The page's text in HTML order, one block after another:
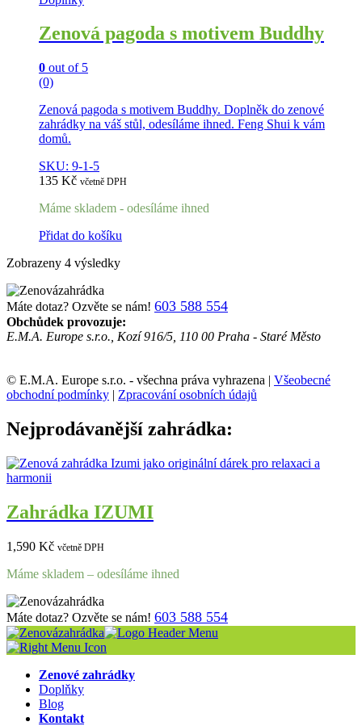
Zenová pagoda s motivem Buddhy
0 out of 5
(0)
Zenová pagoda s motivem Buddhy. Doplněk do zenové
zahrádky na váš stůl, odesíláme ihned. Feng Shui k vám
domů.
SKU: 9-1-5
135 Kč včetně DPH
Máme skladem - odesíláme ihned
Přidat do košíku
Zobrazeny 4 výsledky
Máte dotaz? Ozvěte se nám! 603 588 554
Obchůdek provozuje:
E.M.A. Europe s.r.o., Kozí 916/5, 110 00 Praha - Staré Město
© E.M.A. Europe s.r.o. - všechna práva vyhrazena | Všeobecné
obchodní podmínky | Zpracování osobních údajů
Nejprodávanější zahrádka:
Zahrádka IZUMI
1,590 Kč včetně DPH
Máme skladem – odesíláme ihned
Máte dotaz? Ozvěte se nám! 603 588 554
Zenové zahrádky
Doplňky
Blog
Kontakt